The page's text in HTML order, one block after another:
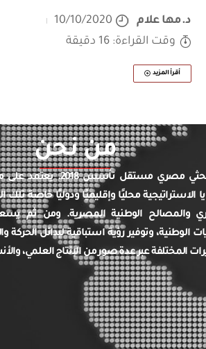
د.مها علام
10/10/2020
وقت القراءة: 16 دقيقة
أقرأ المزيد
من نحن
مركز بحثي مصري مستقل
الاستراتيجية محليًا وإقليميًا ودوليًا خاصة تلك
والمصالح الوطنية المصرية. ومن ثم يسعى
الوطنية، وتوفير رؤية استباقية لبدائل الحركة
المختلفة عبر عدة صور من الإنتاج العلمي،